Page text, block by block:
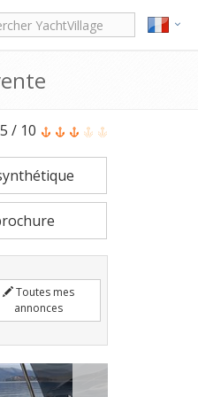
5 / 10
Toutes mes
annonces